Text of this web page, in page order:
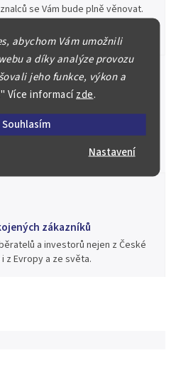
abychom Vám umožnili
a díky analýze provozu
jeho funkce, výkon a
" Více informacízde.
Souhlasím
Nastavení
se Vám bude plně věnovat.
Vašeho materiálu, prodáme v naší
kam investovat.
aukcích prodali významné sbírky i
zákazníků
a investorů nejen z České
z Evropy a ze světa.